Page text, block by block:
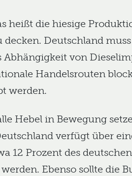
heißt die hiesige
Deutschland
von
Handelsrouten
werden.
Hebel in Bewegung
verfügt über
12 Prozent des
Ebenso sollte die